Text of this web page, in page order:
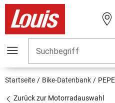
Suchbegriff
Startseite Bike-Datenbank
Zurück zur Motorradauswahl